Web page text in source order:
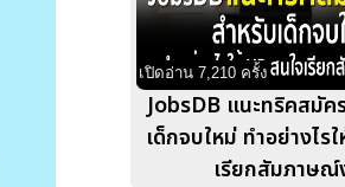
เปิดอ่าน 7,210 ครั้ง
JobsDB แนะทริคสมัค
เด็กจบใหม่ ทำอย่างไร
เรียกสัมภาษณ์